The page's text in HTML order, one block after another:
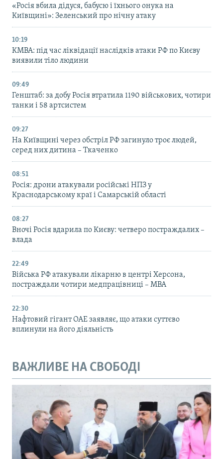
«Росія вбила дідуся, бабусю і їхнього онука на
Київщині»: Зеленський про нічну атаку
10:19
КМВА: під час ліквідації наслідків атаки РФ по Києву
виявили тіло людини
09:49
Генштаб: за добу Росія втратила 1190 військових, чотири
танки і 58 артсистем
09:27
На Київщині через обстріл РФ загинуло троє людей,
серед них дитина – Ткаченко
08:51
Росія: дрони атакували російські НПЗ у
Краснодарському краї і Самарській області
08:27
Вночі Росія вдарила по Києву: четверо постраждалих –
влада
22:49
Війська РФ атакували лікарню в центрі Херсона,
постраждали чотири медпрацівниці – МВА
22:30
Нафтовий гігант ОАЕ заявляє, що атаки суттєво
вплинули на його діяльність
ВАЖЛИВЕ НА СВОБОДІ